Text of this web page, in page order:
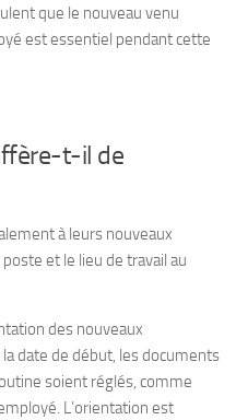
que le nouveau venu
est essentiel pendant cette
t-il de
à leurs nouveaux
et le lieu de travail au
des nouveaux
date de début, les documents
soient réglés, comme
L’orientation est